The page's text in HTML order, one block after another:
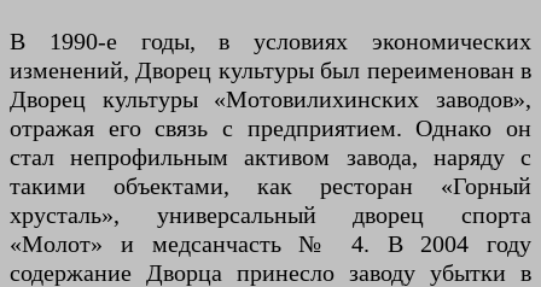
В 1990-е годы, в условиях экономических
изменений, Дворец культуры был переименован в
Дворец культуры «Мотовилихинских заводов»,
отражая его связь с предприятием. Однако он
стал непрофильным активом завода, наряду с
такими объектами, как ресторан «Горный
хрусталь», универсальный дворец спорта
«Молот» и медсанчасть № 4. В 2004 году
содержание Дворца принесло заводу убытки в